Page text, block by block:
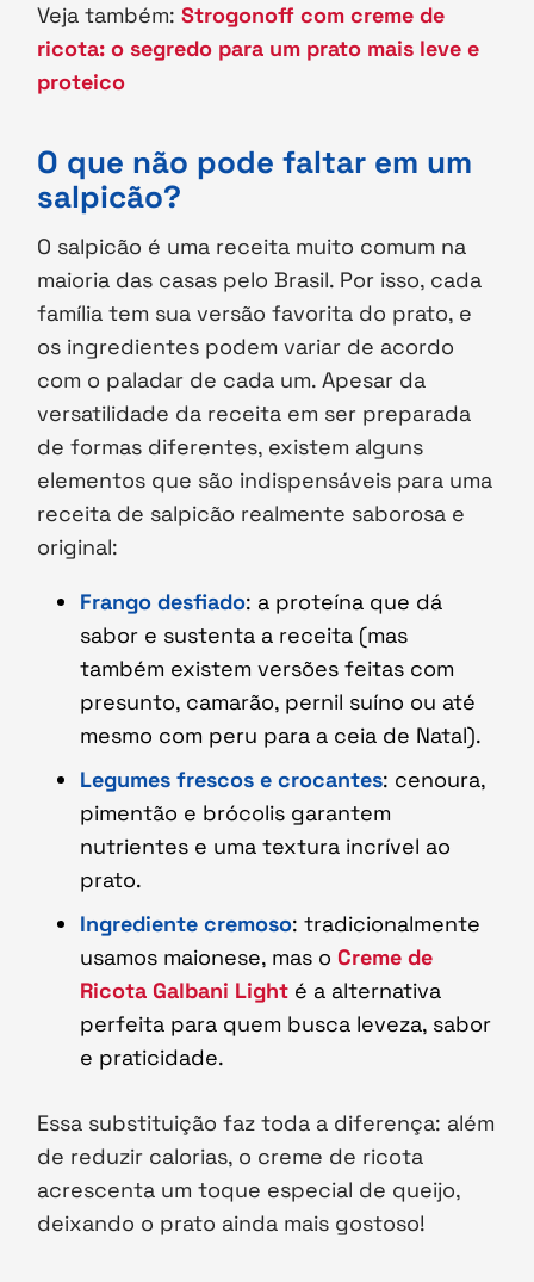
Veja também:Strogonoff com creme de
ricota: o segredo para um prato mais leve e
proteico
O que não pode faltar em um
salpicão?
O salpicão é uma receita muito comum na
maioria das casas pelo Brasil. Por isso, cada
família tem sua versão favorita do prato, e
os ingredientes podem variar de acordo
com o paladar de cada um. Apesar da
versatilidade da receita em ser preparada
de formas diferentes, existem alguns
elementos que são indispensáveis para uma
receita de salpicão realmente saborosa e
original:
Frango desfiado: a proteína que dá
sabor e sustenta a receita (mas
também existem versões feitas com
presunto, camarão, pernil suíno ou até
mesmo com peru para a ceia de Natal).
Legumes frescos e crocantes: cenoura,
pimentão e brócolis garantem
nutrientes e uma textura incrível ao
prato.
Ingrediente cremoso: tradicionalmente
usamos maionese, mas o Creme de
Ricota Galbani Light é a alternativa
perfeita para quem busca leveza, sabor
e praticidade.
Essa substituição faz toda a diferença: além
de reduzir calorias, o creme de ricota
acrescenta um toque especial de queijo,
deixando o prato ainda mais gostoso!